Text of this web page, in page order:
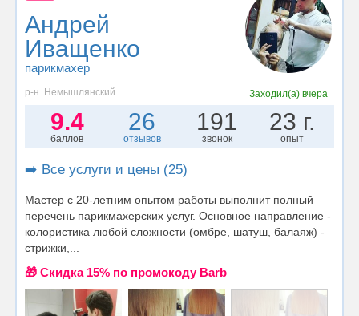
Андрей
Иващенко
парикмахер
р-н. Немышлянский Заходил(а)вчера
9.4
баллов
26
отзывов
191
звонок
23 г.
опыт
➡️ Все услуги и цены (25)
Мастер с 20-летним опытом работы выполнит полный
перечень парикмахерских услуг. Основное направление -
колористика любой сложности (омбре, шатуш, балаяж) -
стрижки,...
🎁 Cкидка 15% по промокоду Barb